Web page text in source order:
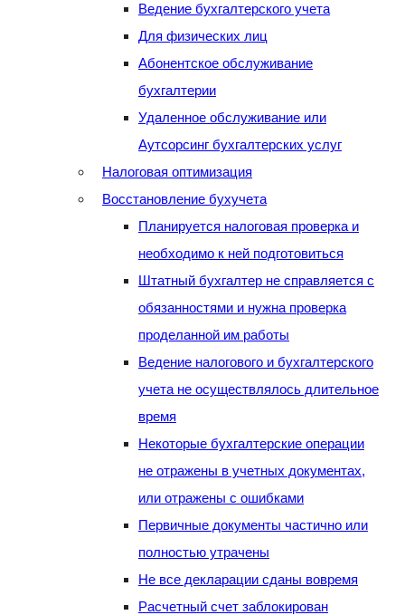
Ведение бухгалтерского учета
Для физических лиц
Абонентское обслуживание
бухгалтерии
Удаленное обслуживание или
Аутсорсинг бухгалтерских услуг
Налоговая оптимизация
Восстановление бухучета
Планируется налоговая проверка и
необходимо к ней подготовиться
Штатный бухгалтер не справляется с
обязанностями и нужна проверка
проделанной им работы
Ведение налогового и бухгалтерского
учета не осуществлялось длительное
время
Некоторые бухгалтерские операции
не отражены в учетных документах,
или отражены с ошибками
Первичные документы частично или
полностью утрачены
Не все декларации сданы вовремя
Расчетный счет заблокирован